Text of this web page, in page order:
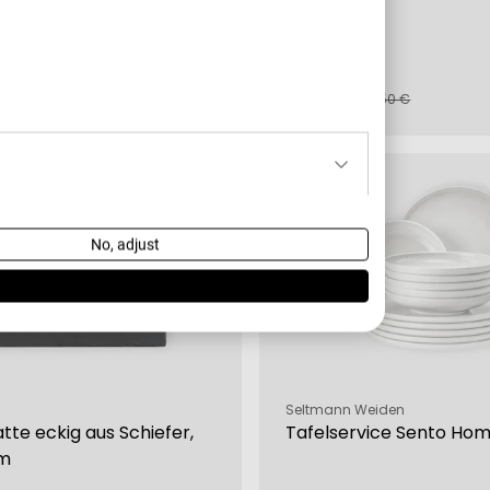
No, adjust
Verkaufspreis
Regulärer
Preis
14,50 €
eckig aus Schiefer,
Tafelservice Sento
Verkäufer:
Seltmann Weiden